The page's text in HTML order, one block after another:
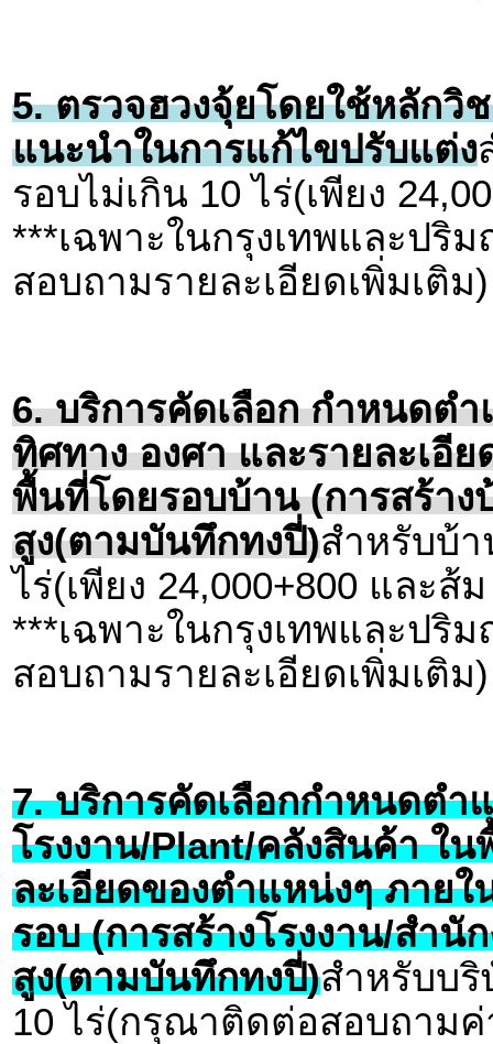
5. ตรวจฮวงจุ้ยโดยใช้หลัก
แนะนำในการแก้ไขปรับแต่ง
รอบไม่เกิน 10 ไร่(เพียง
***เฉพาะในกรุงเทพและป
สอบถามรายละเอียดเพิ่มเติม)
6. บริการคัดเลือก กำหนดต
ทิศทาง องศา และรายละเอี
พื้นที่โดยรอบบ้าน (การสร้า
สูง(ตามบันทึกทงปี่)สำหรับบ้า
ไร่(เพียง 24,000+800 และส้
***เฉพาะในกรุงเทพและป
สอบถามรายละเอียดเพิ่มเติม)
7. บริการคัดเลือกกำหนดตำ
โรงงาน/Plant/คลังสินค้า ใ
ละเอียดของตำแหน่งๆ ภาย
รอบ (การสร้างโรงงาน/สำ
สูง(ตามบันทึกทงปี่)สำหรับบริ
10 ไร่(กรุณาติดต่อสอบถาม